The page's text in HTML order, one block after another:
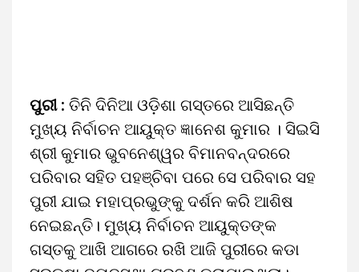
ପୁରୀ : ତିନି ଦିନିଆ ଓଡ଼ିଶା ଗସ୍ତରେ ଆସିଛନ୍ତି
ମୁଖ୍ୟ ନିର୍ବାଚନ ଆୟୁକ୍ତ ଜ୍ଞାନେଶ କୁମାର । ସିଇସି
ଶ୍ରୀ କୁମାର ଭୁବନେଶ୍ୱର ବିମାନବନ୍ଦରରେ
ପରିବାର ସହିତ ପହଞ୍ଚିବା ପରେ ସେ ପରିବାର ସହ
ପୁରୀ ଯାଇ ମହାପ୍ରଭୁଙ୍କୁ ଦର୍ଶନ କରି ଆଶିଷ
ନେଇଛନ୍ତି। ମୁଖ୍ୟ ନିର୍ବାଚନ ଆୟୁକ୍ତଙ୍କ
ଗସ୍ତକୁ ଆଖି ଆଗରେ ରଖି ଆଜି ପୁରୀରେ କଡା